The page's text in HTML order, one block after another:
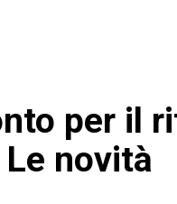
per il
Le novità